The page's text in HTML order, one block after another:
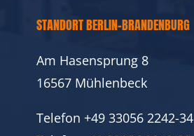
STANDORT BERLIN-BRANDENBURG
Am Hasensprung 8
16567 Mühlenbeck
Telefon +49 33056 2242-34